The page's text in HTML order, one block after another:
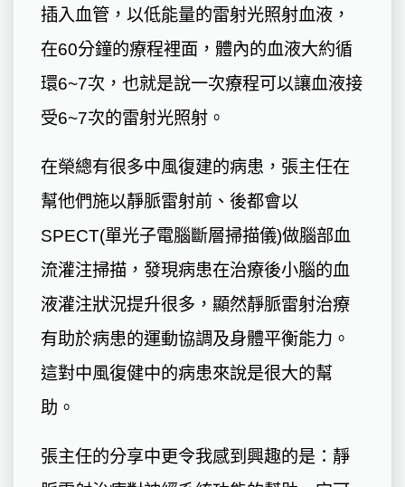
插入血管，以低能量的雷射光照射血液，
在60分鐘的療程裡面，體內的血液大約循
環6~7次，也就是說一次療程可以讓血液接
受6~7次的雷射光照射。
在榮總有很多中風復建的病患，張主任在
幫他們施以靜脈雷射前、後都會以
SPECT(單光子電腦斷層掃描儀)做腦部血
流灌注掃描，發現病患在治療後小腦的血
液灌注狀況提升很多，顯然靜脈雷射治療
有助於病患的運動協調及身體平衡能力。
這對中風復健中的病患來說是很大的幫
助。
張主任的分享中更令我感到興趣的是：靜